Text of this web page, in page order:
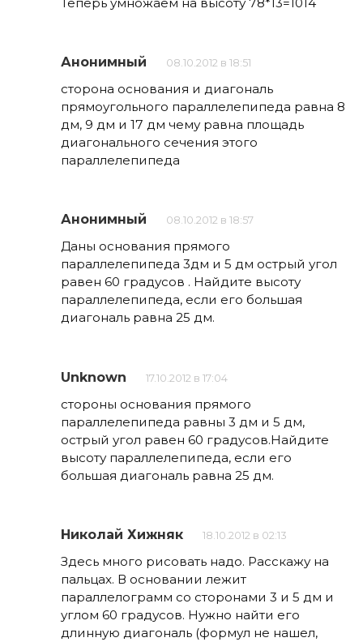
Анонимный 08.10.2012 в 18:51
сторона основания и диагональ
прямоугольного параллелепипеда равна 8
дм, 9 дм и 17 дм чему равна площадь
диагонального сечения этого
параллелепипеда
Анонимный 08.10.2012 в 18:57
Даны основания прямого
параллелепипеда 3дм и 5 дм острый угол
равен 60 градусов . Найдите высоту
параллелепипеда, если его большая
диагональ равна 25 дм.
Unknown 17.10.2012 в 17:04
стороны основания прямого
параллелепипеда равны 3 дм и 5 дм,
острый угол равен 60 градусов.Найдите
высоту параллелепипеда, если его
большая диагональ равна 25 дм.
Николай Хижняк 18.10.2012 в 02:13
Здесь много рисовать надо. Расскажу на
пальцах. В основании лежит
параллелограмм со сторонами 3 и 5 дм и
углом 60 градусов. Нужно найти его
длинную диагональ (формул не нашел,